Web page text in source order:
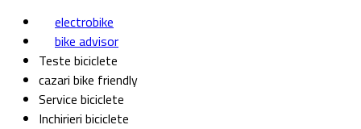
electrobike
bike advisor
Teste biciclete
cazari bike friendly
Service biciclete
Inchirieri biciclete